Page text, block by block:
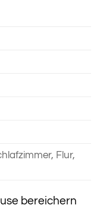
Flur,
bereichern